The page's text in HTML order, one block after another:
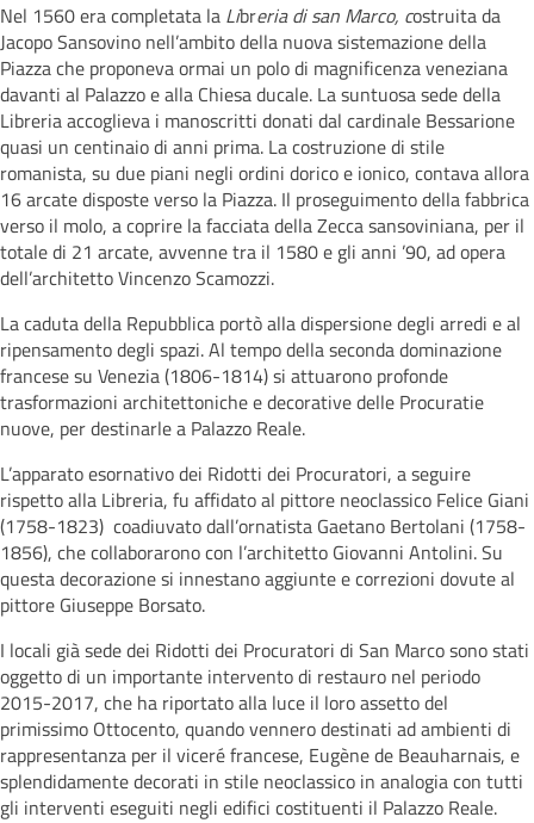
Nel 1560 era completata la Libreria di san Marco, costruita da
Jacopo Sansovino nell’ambito della nuova sistemazione della
Piazza che proponeva ormai un polo di magnificenza veneziana
davanti al Palazzo e alla Chiesa ducale. La suntuosa sede della
Libreria accoglieva i manoscritti donati dal cardinale Bessarione
quasi un centinaio di anni prima. La costruzione di stile
romanista, su due piani negli ordini dorico e ionico, contava allora
16 arcate disposte verso la Piazza. Il proseguimento della fabbrica
verso il molo, a coprire la facciata della Zecca sansoviniana, per il
totale di 21 arcate, avvenne tra il 1580 e gli anni ’90, ad opera
dell’architetto Vincenzo Scamozzi.
La caduta della Repubblica portò alla dispersione degli arredi e al
ripensamento degli spazi. Al tempo della seconda dominazione
francese su Venezia (1806-1814) si attuarono profonde
trasformazioni architettoniche e decorative delle Procuratie
nuove, per destinarle a Palazzo Reale.
L’apparato esornativo dei Ridotti dei Procuratori, a seguire
rispetto alla Libreria, fu affidato al pittore neoclassico Felice Giani
(1758-1823) coadiuvato dall’ornatista Gaetano Bertolani (1758-
1856), che collaborarono con l’architetto Giovanni Antolini. Su
questa decorazione si innestano aggiunte e correzioni dovute al
pittore Giuseppe Borsato.
I locali già sede dei Ridotti dei Procuratori di San Marco sono stati
oggetto di un importante intervento di restauro nel periodo
2015-2017, che ha riportato alla luce il loro assetto del
primissimo Ottocento, quando vennero destinati ad ambienti di
rappresentanza per il viceré francese, Eugène de Beauharnais, e
splendidamente decorati in stile neoclassico in analogia con tutti
gli interventi eseguiti negli edifici costituenti il Palazzo Reale.